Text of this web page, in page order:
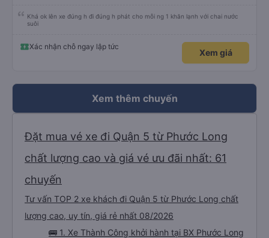
Khá ok lên xe đúng h đi đúng h phát cho mỗi ng 1 khăn lạnh với chai nước
suôi
Xác nhận chỗ ngay lập tức
Xem giá
Xem thêm chuyến
Đặt mua vé xe đi Quận 5 từ Phước Long
chất lượng cao và giá vé ưu đãi nhất: 61
chuyến
Tư vấn TOP 2 xe khách đi Quận 5 từ Phước Long chất
lượng cao, uy tín, giá rẻ nhất 08/2026
🚌 1. Xe Thành Công khởi hành tại BX Phước Long